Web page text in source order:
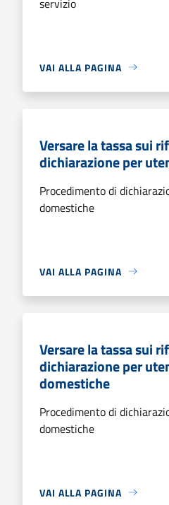
VAI ALLA PAGINA
Versare la tassa sui
dichiarazione per
Procedimento di
domestiche
VAI ALLA PAGINA
Versare la tassa sui
dichiarazione per
domestiche
Procedimento di
domestiche
VAI ALLA PAGINA